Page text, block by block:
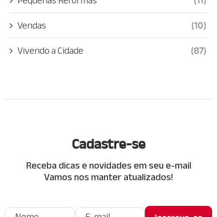
Vendas (10)
Vivendo a Cidade (87)
Cadastre-se
Receba dicas e novidades em seu e-mail
Vamos nos manter atualizados!